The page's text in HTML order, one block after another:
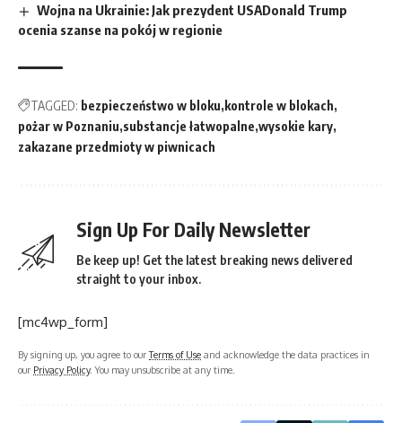
Wojna na Ukrainie: Jak prezydent USADonald Trump
ocenia szanse na pokój w regionie
TAGGED: bezpieczeństwo w bloku kontrole w blokach
pożar w Poznaniu substancje łatwopalne wysokie kary
zakazane przedmioty w piwnicach
Sign Up For Daily Newsletter
Be keep up! Get the latest breaking news delivered
straight to your inbox.
[mc4wp_form]
By signing up, you agree to ourTerms of Use and acknowledge the data practices in
our Privacy Policy. You may unsubscribe at any time.